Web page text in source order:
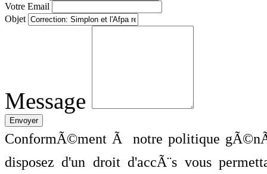
Votre Email
Objet
Message
ConformÃ©ment Ã notre politique
disposez d'un droit d'accÃ¨s vous